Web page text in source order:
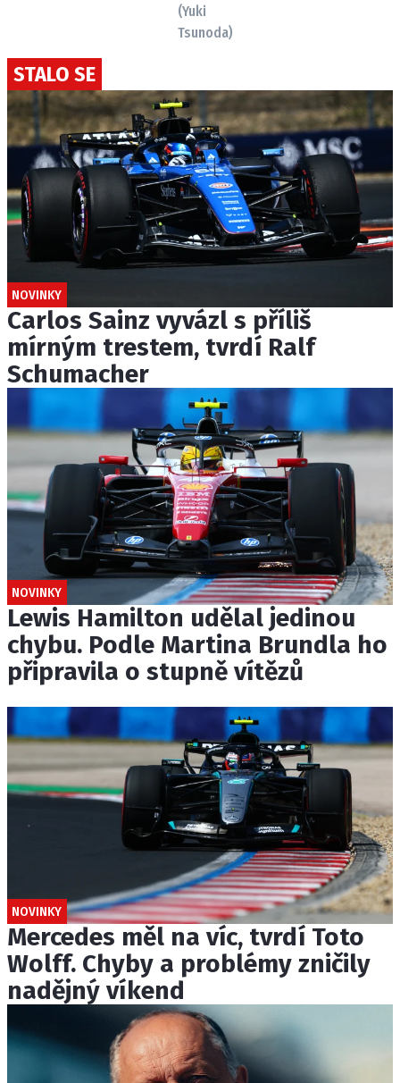
(Yuki
Tsunoda)
STALO SE
NOVINKY
Carlos Sainz vyvázl s příliš
mírným trestem, tvrdí Ralf
Schumacher
NOVINKY
Lewis Hamilton udělal jedinou
chybu. Podle Martina Brundla ho
připravila o stupně vítězů
NOVINKY
Mercedes měl na víc, tvrdí Toto
Wolff. Chyby a problémy zničily
nadějný víkend